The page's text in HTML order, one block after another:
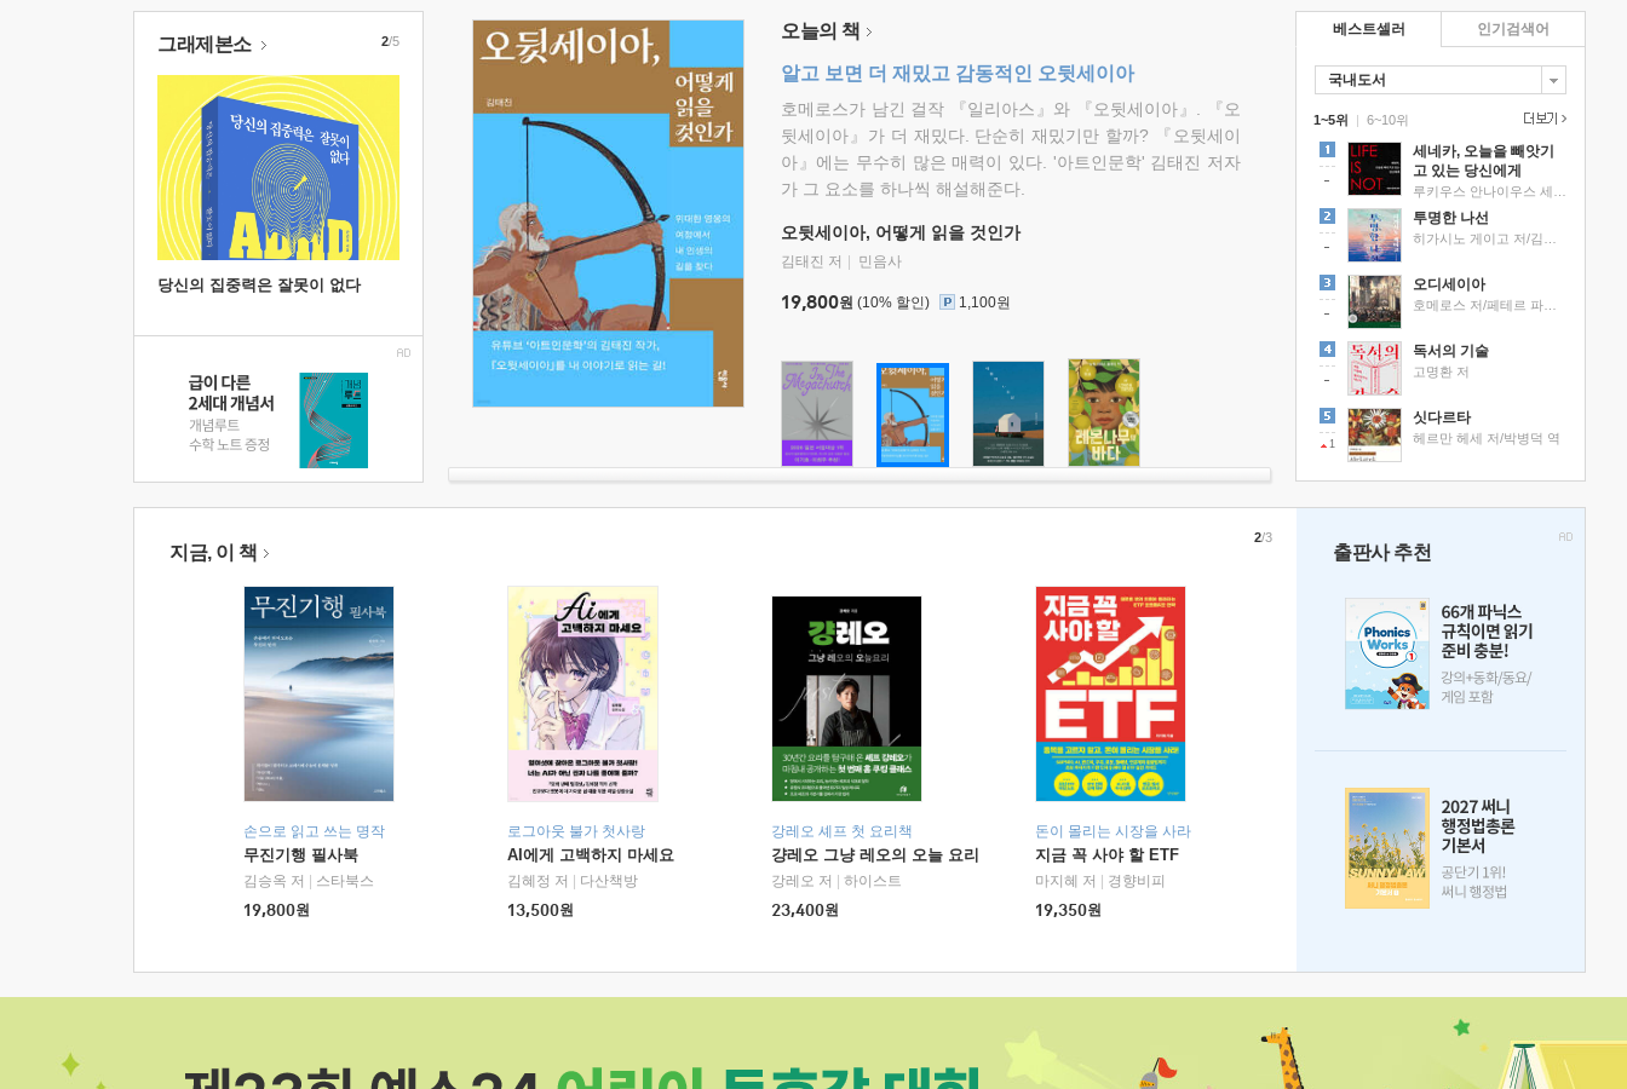
그래제본소
당신의 집중력은 잘못이 없다
2/5 오늘의 책
알고 보면 더 재밌고 감동적인 오뒷세이아
호메로스가 남긴 걸작 『일리아스』와 『오뒷세이아』. 『오
뒷세이아』가 더 재밌다. 단순히 재밌기만 할까? 『오뒷세이
아』에는 무수히 많은 매력이 있다. '아트인문학' 김태진 저자
가 그 요소를 하나씩 해설해준다.
오뒷세이아, 어떻게 읽을 것인가
김태진 저 민음사
19,800원 (10% 할인) 1,100원
베스트셀러
국내도서
1~5위 |
세네카, 오늘을 빼앗기
고 있는 당신에게
투명한 나선
오디세이아
독서의 기술
고명환 저
1
싯다르타
헤르만 헤세 저/박병덕 역
6~10위
인기검색어
지금, 이 책
손으로 읽고 쓰는 명작
무진기행 필사북
김승옥 저
스타북스
19,800원
로그아웃 불가 첫사랑
AI에게 고백하지 마세요
김혜정 저
다산책방
13,500원
강레오 셰프 첫 요리책
걍레오 그냥 레오의 오늘 요리
강레오 저
하이스트
23,400원
돈이 몰리는 시장을 사라
지금 꼭 사야 할 ETF
마지혜 저
경향비피
19,350원
2/3
출판사 추천